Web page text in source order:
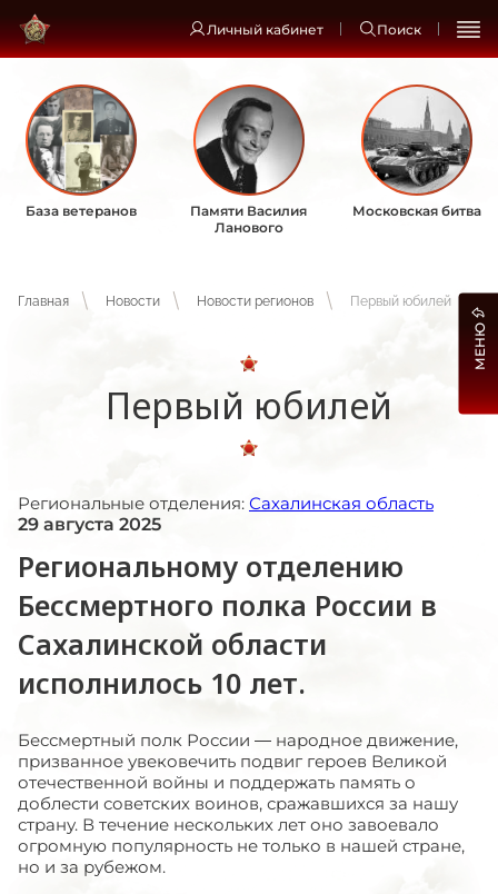
Личный кабинет Поиск
База ветеранов
Памяти Василия
Ланового
Московская битва
Главная Новости Новости регионов Первый юбилей
Первый юбилей
Региональные отделения: Сахалинская область
29 августа 2025
Региональному отделению
Бессмертного полка России в
Сахалинской области
исполнилось 10 лет.
Бессмертный полк России — народное движение,
призванное увековечить подвиг героев Великой
отечественной войны и поддержать память о
доблести советских воинов, сражавшихся за нашу
страну. В течение нескольких лет оно завоевало
огромную популярность не только в нашей стране,
но и за рубежом.
МЕНЮ